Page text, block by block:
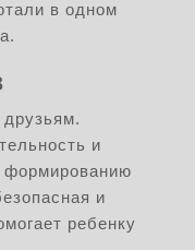
в одном
и
формированию
и
ребенку